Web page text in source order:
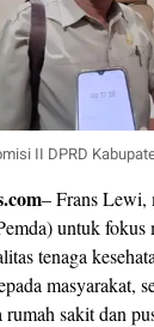
II DPRD
– Frans Lewi,
untuk fokus
tenaga
masyarakat,
rumah sakit dan